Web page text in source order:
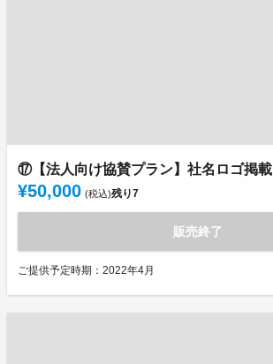
⑰【法人向け協賛プラン】社名ロゴ掲載
¥50,000 (税込)残り7
販売終了
ご提供予定時期：2022年4月